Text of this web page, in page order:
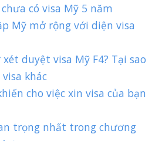
có visa Mỹ 5 năm
Mỹ mở rộng với diện visa
duyệt visa Mỹ F4? Tại sao
khác
cho việc xin visa của bạn
trọng nhất trong chương